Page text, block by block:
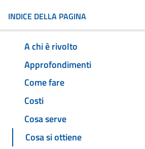
INDICE DELLA PAGINA
A chi è rivolto
Approfondimenti
Come fare
Costi
Cosa serve
Cosa si ottiene